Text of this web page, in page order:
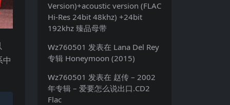
中
Version)+acoustic version (FLAC
Hi-Res 24bit 48khz) +24bit
192khz 臻品母带
Wz760501 发表在 Lana Del Rey
专辑 Honeymoon (2015)
Wz760501 发表在 赵传 – 2002
年专辑 – 爱要怎么说出口.CD2
Flac